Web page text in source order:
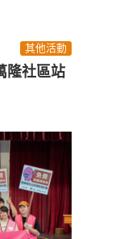
其他活動
隆社區站